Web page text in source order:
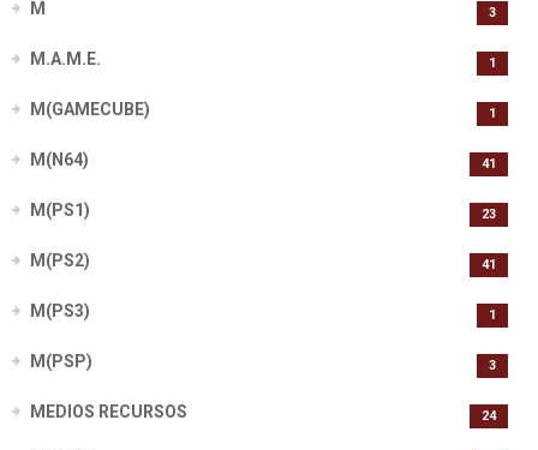
M 3
M.A.M.E. 1
M(GAMECUBE) 1
M(N64) 41
M(PS1) 23
M(PS2) 41
M(PS3) 1
M(PSP) 3
MEDIOS RECURSOS 24